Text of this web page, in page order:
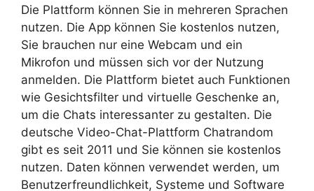
Die Plattform können Sie in mehreren Sprachen
nutzen. Die App können Sie kostenlos nutzen,
Sie brauchen nur eine Webcam und ein
Mikrofon und müssen sich vor der Nutzung
anmelden. Die Plattform bietet auch Funktionen
wie Gesichtsfilter und virtuelle Geschenke an,
um die Chats interessanter zu gestalten. Die
deutsche Video-Chat-Plattform Chatrandom
gibt es seit 2011 und Sie können sie kostenlos
nutzen. Daten können verwendet werden, um
Benutzerfreundlichkeit, Systeme und Software